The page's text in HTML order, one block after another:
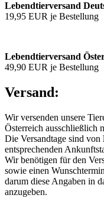
Lebendtierversand
19,95 EUR je Bestellung
Lebendtierversand
49,90 EUR je Bestellung
Versand:
Wir versenden unsere
Österreich ausschließlich
Die Versandtage sind von
entsprechenden
Wir benötigen für den
sowie einen
darum diese Angaben in
anzugeben.